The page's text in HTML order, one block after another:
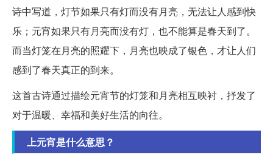
诗中写道，灯节如果只有灯而没有月亮，无法让人感到快
乐；元宵如果只有月亮而没有灯，也不能算是春天到了。
而当灯笼在月亮的照耀下，月亮也映成了银色，才让人们
感到了春天真正的到来。
这首古诗通过描绘元宵节的灯笼和月亮相互映衬，抒发了
对于温暖、幸福和美好生活的向往。
上元宵是什么意思？